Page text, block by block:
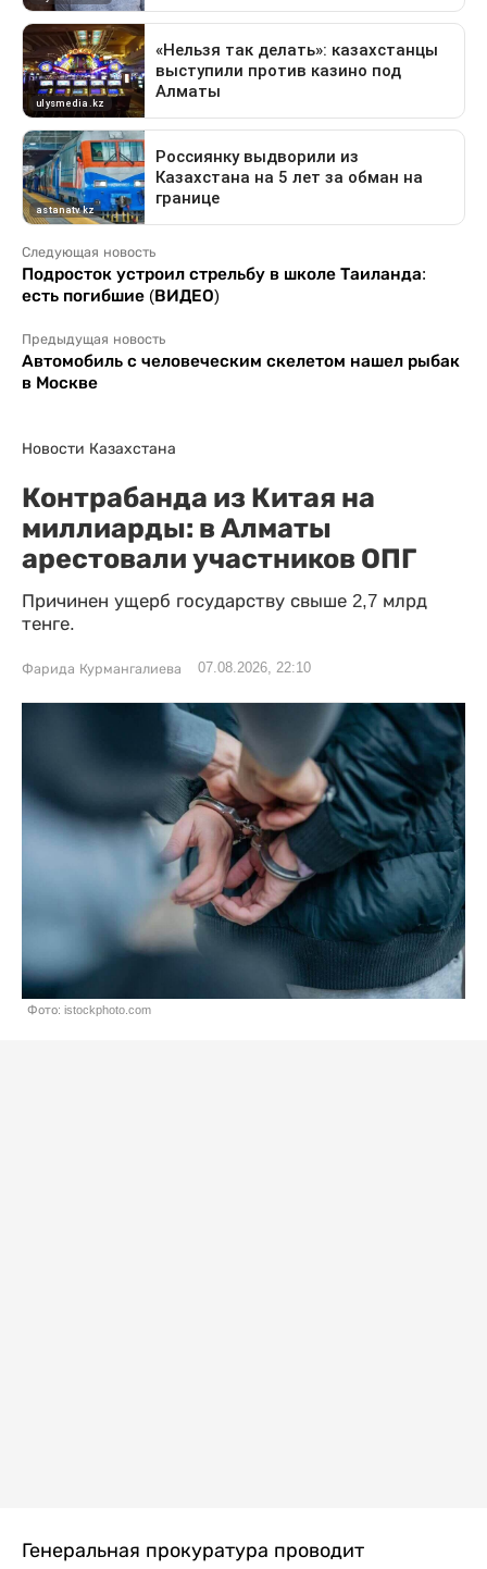
Следующая новость
Подросток устроил стрельбу в школе Таиланда:
есть погибшие (ВИДЕО)
Предыдущая новость
Автомобиль с человеческим скелетом нашел рыбак
в Москве
Новости Казахстана
Контрабанда из Китая на
миллиарды: в Алматы
арестовали участников ОПГ
Причинен ущерб государству свыше 2,7 млрд
тенге.
Фарида Курмангалиева 07.08.2026, 22:10
Фото: istockphoto.com
Генеральная прокуратура проводит